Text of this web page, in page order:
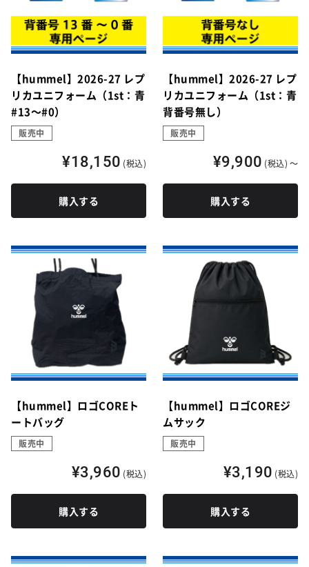
【hummel】2026-27 レプ
リカユニフォーム（1st：青
#13～#0）
販売中
¥18,150 (税込)
購入する
【hummel】2026-27 レプ
リカユニフォーム（1st：青
背番号無し）
販売中
¥9,900 (税込) ～
購入する
【hummel】ロゴCOREト
ートバッグ
販売中
¥3,960 (税込)
購入する
【hummel】ロゴCOREジ
ムサック
販売中
¥3,190 (税込)
購入する